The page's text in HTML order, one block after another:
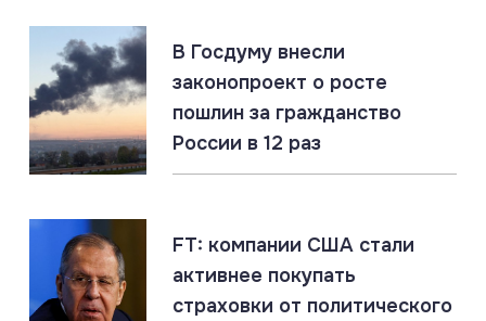
06.08.2026
Херсонская область: главное за 6 августа
06.08.2026 #Наёмники #Польша #СВО
Российские военные идентифицировали польских
06.08.2026 #ДНР #СВО #Сводка
ДНР: главное за 6 августа
В Госдуму внесли
законопроект о росте
пошлин за гражданство
России в 12 раз
FT: компании США стали
активнее покупать
страховки от политического